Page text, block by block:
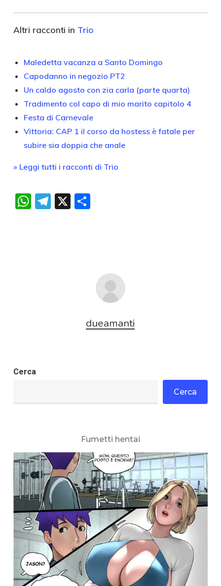
Altri racconti in Trio
Maledetta vacanza a Santo Domingo
Capodanno in negozio PT2
Un caldo agosto con zia carla (parte quarta)
Tradimento col capo di mio marito capitolo 4
Festa di Carnevale
Vittoria: CAP 1 il corso da hostess è fatale per
subire sia doppia che anale
» Leggi tutti i racconti di Trio
WhatsApp
Telegram
X Condividi
dueamanti
Cerca
Cerca
Fumetti hentai